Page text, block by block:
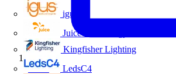
igus
Juice Technology
Kingfisher Lighting
LedsC4
Inicio